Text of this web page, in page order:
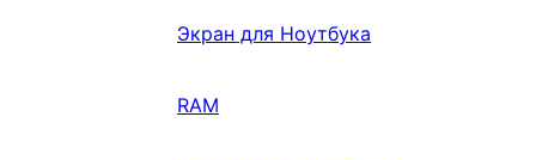
Экран для Ноутбука
RAM